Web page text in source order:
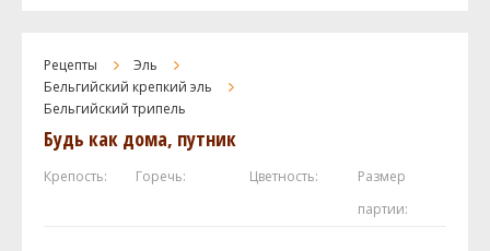
Хмель
Ист Кент Голдингc (East Kent Golding)
Каскад (Cascade DE)
Дрожжи
1 шт
Рецепты
Эль
Бельгийский крепкий эль
Бельгийский трипель
Будь как дома, путник
Крепость: Горечь: Цветность:
Размер
партии: